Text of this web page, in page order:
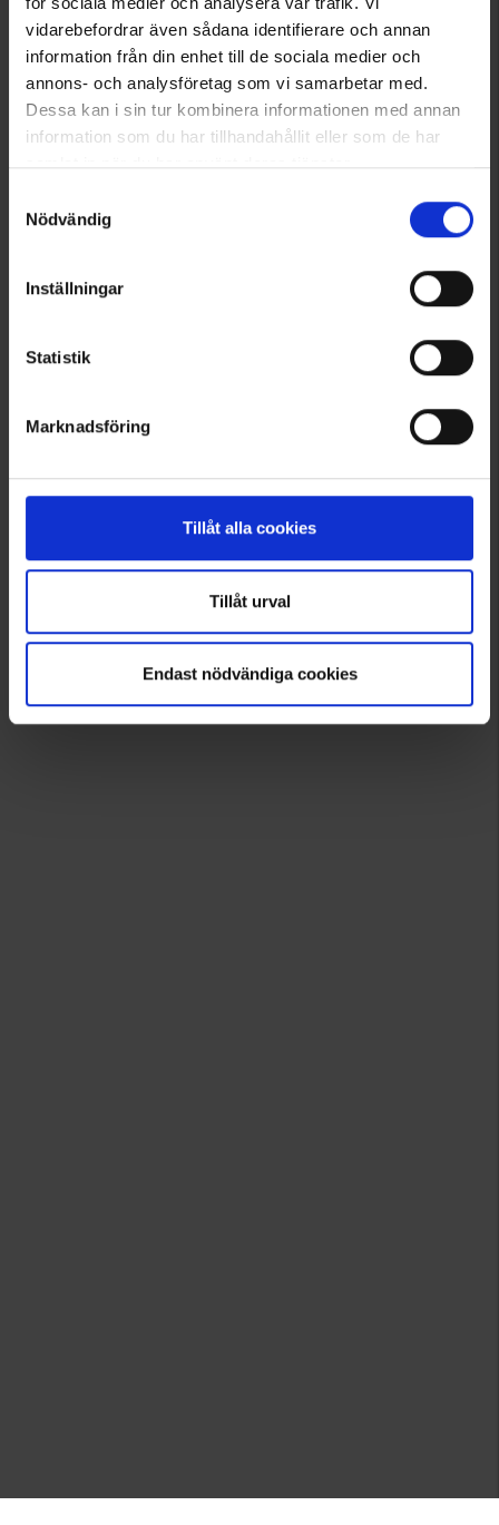
vidarebefordrar även sådana identifierare och annan
information från din enhet till de sociala medier och
annons- och analysföretag som vi samarbetar med.
Dessa kan i sin tur kombinera informationen med annan
information som du har tillhandahållit eller som de har
samlat in när du har använt deras tjänster.
Nödvändig
Inställningar
Statistik
Marknadsföring
Tillåt alla cookies
Tillåt urval
Endast nödvändiga cookies
1